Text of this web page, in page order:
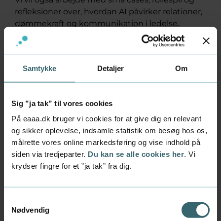
Samtykke Detaljer Om
Sig ”ja tak” til vores cookies
På eaaa.dk bruger vi cookies for at give dig en relevant
og sikker oplevelse, indsamle statistik om besøg hos os,
målrette vores online markedsføring og vise indhold på
siden via tredjeparter. Du kan se alle cookies her. Vi
krydser fingre for et ”ja tak” fra dig.
Nødvendig
refleksioner over, hvordan AI påvirker relationer,
dømmekraft og kommunikation i ledelse.
Modul 1: Ledelse er kommunikation
Hvordan kommunikerer du tydeligt og
troværdigt som leder?
Klassiske kommunikationsmodeller
Modul 2: Samtaler der styrker
samarbejde
Du lærer konkrete værktøjer, der styrker
relationer og skaber tillid
Hvordan du som leder håndterer konflikter i
teamet og med kollegaer
Fortsat fokus på at styrke samtaler